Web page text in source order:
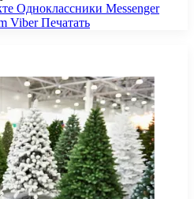
Одноклассники Messenger
Viber Печатать